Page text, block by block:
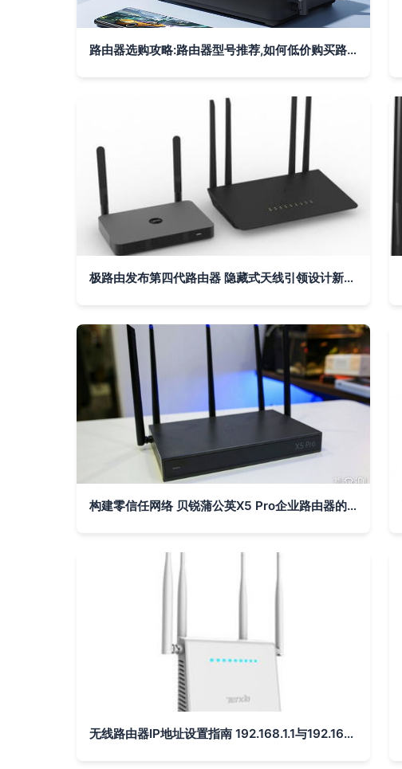
路由器选购攻略:路由器型号推荐,如何低价购买路由器! -
极路由发布第四代路由器 隐藏式天线引领设计新风尚
构建零信任网络 贝锐蒲公英X5 Pro企业路由器的异地组网实践
无线路由器IP地址设置指南 192.168.1.1与192.168.0.1的区别与使用详解